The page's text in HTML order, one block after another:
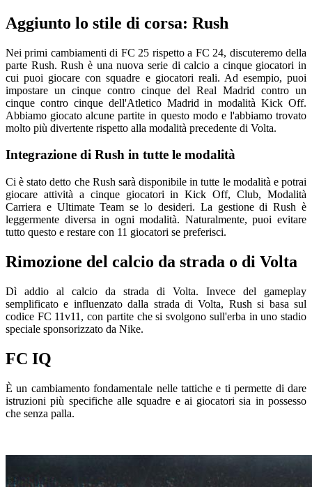
Aggiunto lo stile di corsa: Rush
Nei primi cambiamenti di FC 25 rispetto a FC 24, discuteremo della
parte Rush. Rush è una nuova serie di calcio a cinque giocatori in
cui puoi giocare con squadre e giocatori reali. Ad esempio, puoi
impostare un cinque contro cinque del Real Madrid contro un
cinque contro cinque dell'Atletico Madrid in modalità Kick Off.
Abbiamo giocato alcune partite in questo modo e l'abbiamo trovato
molto più divertente rispetto alla modalità precedente di Volta.
Integrazione di Rush in tutte le modalità
Ci è stato detto che Rush sarà disponibile in tutte le modalità e potrai
giocare attività a cinque giocatori in Kick Off, Club, Modalità
Carriera e Ultimate Team se lo desideri. La gestione di Rush è
leggermente diversa in ogni modalità. Naturalmente, puoi evitare
tutto questo e restare con 11 giocatori se preferisci.
Rimozione del calcio da strada o di Volta
Dì addio al calcio da strada di Volta. Invece del gameplay
semplificato e influenzato dalla strada di Volta, Rush si basa sul
codice FC 11v11, con partite che si svolgono sull'erba in uno stadio
speciale sponsorizzato da Nike.
FC IQ
È un cambiamento fondamentale nelle tattiche e ti permette di dare
istruzioni più specifiche alle squadre e ai giocatori sia in possesso
che senza palla.